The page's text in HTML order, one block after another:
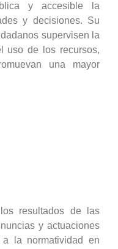
y accesible la
y decisiones. Su
supervisen la
uso de los recursos,
una mayor
resultados de las
y actuaciones
la normatividad en